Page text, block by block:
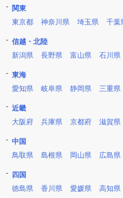
関東
東京都
神奈川県 埼玉県 千葉
信越・北陸
新潟県
長野県 富山県 石川県
東海
愛知県
岐阜県 静岡県 三重県
近畿
大阪府
兵庫県 京都府 滋賀県
中国
鳥取県
島根県 岡山県 広島県
四国
徳島県
香川県 愛媛県 高知県